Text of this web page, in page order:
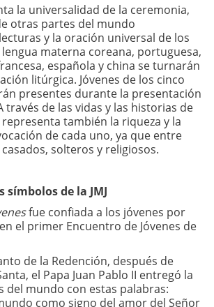
la universalidad de la ceremonia,
otras partes del mundo
y la oración universal de los
materna coreana, portuguesa,
española y china se turnarán
litúrgica. Jóvenes de los cinco
presentes durante la presentación
través de las vidas y las historias de
también la riqueza y la
de cada uno, ya que entre
solteros y religiosos.
símbolos de la JMJ
fue confiada a los jóvenes por
el primer Encuentro de Jóvenes de
de la Redención, después de
el Papa Juan Pablo II entregó la
del mundo con estas palabras:
como signo del amor del Señor